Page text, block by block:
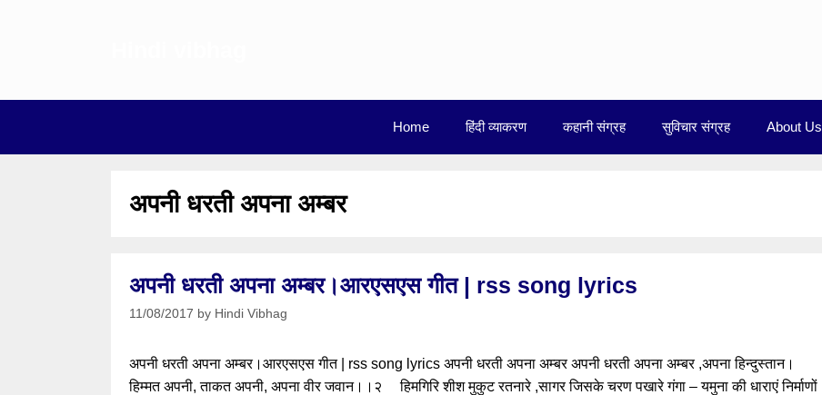
Home हिंदी व्याकरण कहानी संग्रह सुविचार संग्रह About Us
अपनी धरती अपना अम्बर
अपनी धरती अपना अम्बर।आरएसएस गीत | rss song lyrics
11/08/2017 by Hindi Vibhag
अपनी धरती अपना अम्बर।आरएसएस गीत | rss song lyrics अपनी धरती अपना अम्बर अपनी धरती अपना अम्बर ,अपना हिन्दुस्तान।
हिम्मत अपनी, ताकत अपनी, अपना वीर जवान।।२ हिमगिरि शीश मुकुट रतनारे ,सागर जिसके चरण पखारे गंगा – यमुना की धाराएं निर्माणों